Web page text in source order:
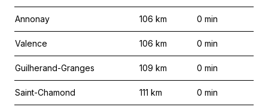
Annonay 106 km 0 min
Valence 106 km 0 min
Guilherand-Granges 109 km 0 min
Saint-Chamond 111 km 0 min